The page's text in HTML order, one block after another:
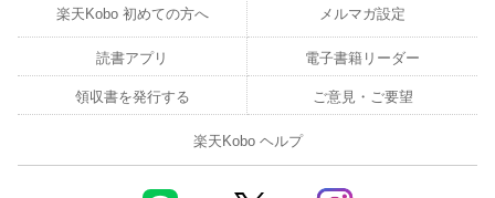
楽天Kobo 初めての方へ メルマガ設定
読書アプリ 電子書籍リーダー
領収書を発行する ご意見・ご要望
楽天Kobo ヘルプ